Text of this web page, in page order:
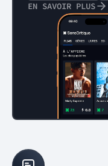
EN SAVOIR PLUS